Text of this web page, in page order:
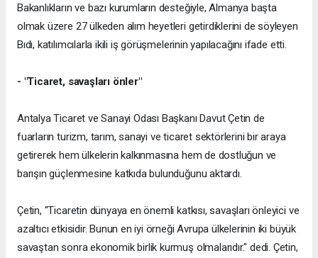
Bakanlıkların ve bazı kurumların desteğiyle, Almanya başta
olmak üzere 27 ülkeden alım heyetleri getirdiklerini de söyleyen
Bıdı, katılımcılarla ikili iş görüşmelerinin yapılacağını ifade etti.
- "Ticaret, savaşları önler"
Antalya Ticaret ve Sanayi Odası Başkanı Davut Çetin de
fuarların turizm, tarım, sanayi ve ticaret sektörlerini bir araya
getirerek hem ülkelerin kalkınmasına hem de dostluğun ve
barışın güçlenmesine katkıda bulunduğunu aktardı.
Çetin, "Ticaretin dünyaya en önemli katkısı, savaşları önleyici ve
azaltıcı etkisidir. Bunun en iyi örneği Avrupa ülkelerinin iki büyük
savaştan sonra ekonomik birlik kurmuş olmalarıdır." dedi. Çetin,